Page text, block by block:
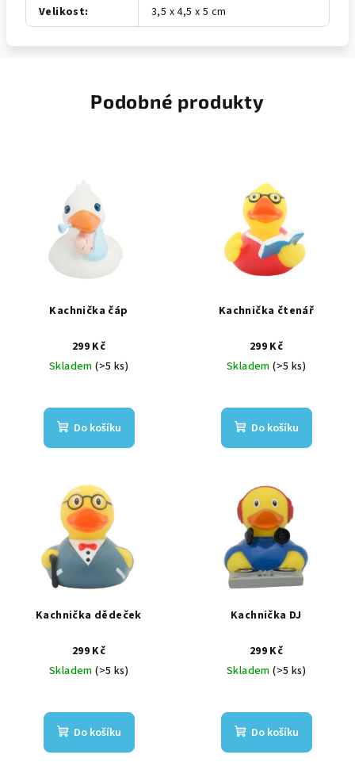
Velikost: 3,5 x 4,5 x 5 cm
Podobné produkty
Kachnička čáp
299 Kč
Skladem(>5 ks)
Do košíku
Kachnička čtenář
299 Kč
Skladem(>5 ks)
Do košíku
Kachnička dědeček
299 Kč
Skladem(>5 ks)
Do košíku
Kachnička DJ
299 Kč
Skladem(>5 ks)
Do košíku